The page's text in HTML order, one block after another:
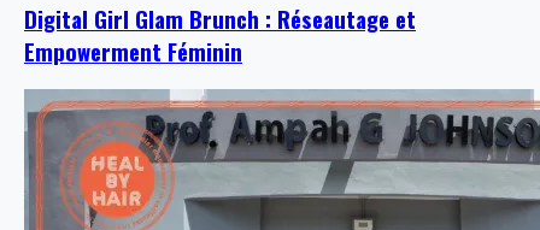
Digital Girl Glam Brunch : Réseautage et
Empowerment Féminin